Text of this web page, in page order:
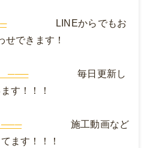
LINEからでもお
せできます！
───毎日更新し
す！！！
施工動画など
ます！！！